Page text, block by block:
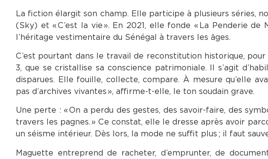
La fiction élargit son champ. Elle participe à plusieurs séries,
(Sky) et « C’est la vie ». En 2021, elle fonde « La Penderie
l’héritage vestimentaire du Sénégal à travers les âges.
C’est pourtant dans le travail de reconstitution historique,
3, que se cristallise sa conscience patrimoniale. Il s’agit
disparues. Elle fouille, collecte, compare. À mesure qu’elle
pas d’archives vivantes », affirme-t-elle, le ton soudain grave.
Une perte : « On a perdu des gestes, des savoir-faire, des
travers les pagnes. » Ce constat, elle le dresse après avoir
un séisme intérieur. Dès lors, la mode ne suffit plus ; il faut
Maguette entreprend de racheter, d’emprunter, de